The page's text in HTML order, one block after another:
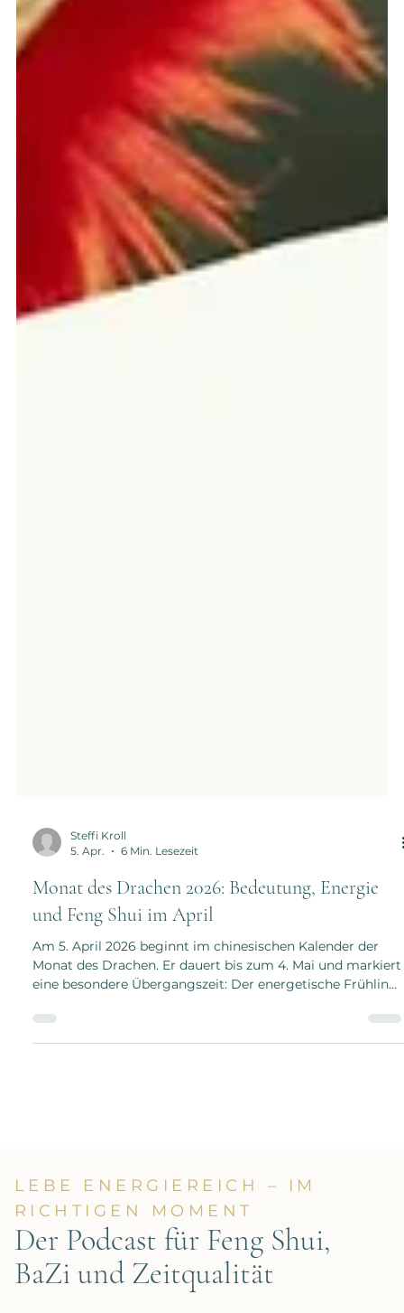
5. Apr.
6 Min. Lesezeit
Monat des Drachen 2026: Bedeutung, Energie
und Feng Shui im April
Am 5. April 2026 beginnt im chinesischen Kalender der
eine besondere Übergangszeit: Der energetische Frühling
kommt zu seinem Abschluss, bevor mit dem
LEBE ENERGIEREICH – IM
RICHTIGEN MOMENT
Der Podcast für Feng Shui,